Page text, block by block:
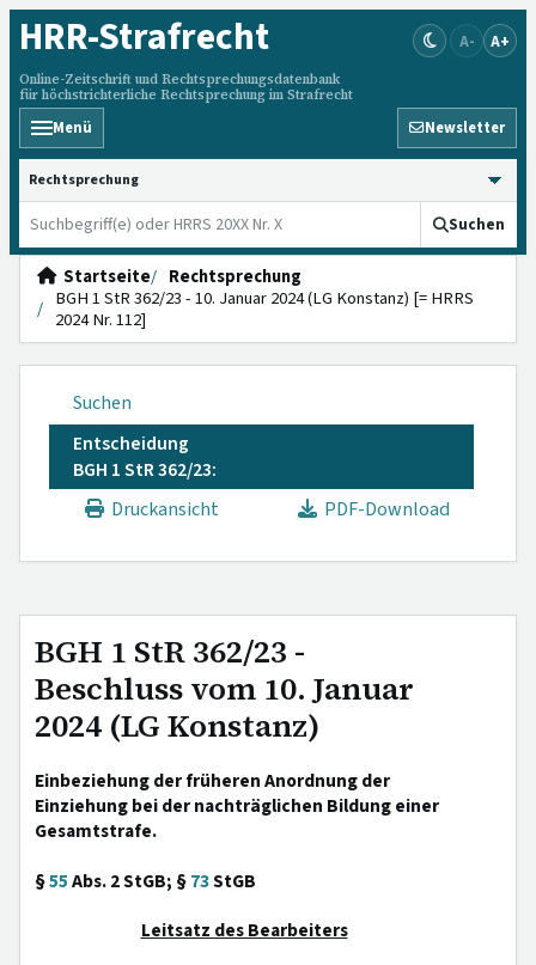
HRR-Strafrecht
Online-Zeitschrift und Rechtsprechungsdatenbank
für höchstrichterliche Rechtsprechung im Strafrecht
A- A+
Menü Newsletter
HRRS durchsuchen
Suchen
Startseite
Rechtsprechung
BGH 1 StR 362/23 - 10. Januar 2024 (LG Konstanz) [= HRRS
2024 Nr. 112]
Suchen
Entscheidung
BGH 1 StR 362/23:
Druckansicht
PDF-Download
BGH 1 StR 362/23 -
Beschluss vom 10. Januar
2024 (LG Konstanz)
Einbeziehung der früheren Anordnung der
Einziehung bei der nachträglichen Bildung einer
Gesamtstrafe.
§55Abs. 2 StGB; §73StGB
Leitsatz des Bearbeiters